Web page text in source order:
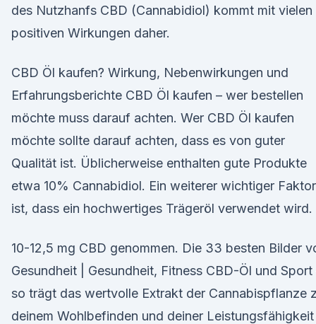
des Nutzhanfs CBD (Cannabidiol) kommt mit vielen
positiven Wirkungen daher.
CBD Öl kaufen? Wirkung, Nebenwirkungen und
Erfahrungsberichte CBD Öl kaufen – wer bestellen
möchte muss darauf achten. Wer CBD Öl kaufen
möchte sollte darauf achten, dass es von guter
Qualität ist. Üblicherweise enthalten gute Produkte
etwa 10% Cannabidiol. Ein weiterer wichtiger Faktor
ist, dass ein hochwertiges Trägeröl verwendet wird.
10-12,5 mg CBD genommen. Die 33 besten Bilder
Gesundheit | Gesundheit, Fitness CBD-Öl und Sport
so trägt das wertvolle Extrakt der Cannabispflanze
deinem Wohlbefinden und deiner Leistungsfähigkeit